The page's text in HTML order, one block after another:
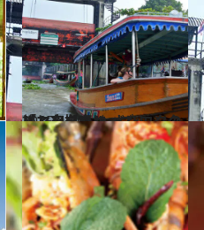
2015.4.10
「マンダリン オリエンタル」を拠点に バンコクの川と夜をクルーズ！
旅＆お出かけ